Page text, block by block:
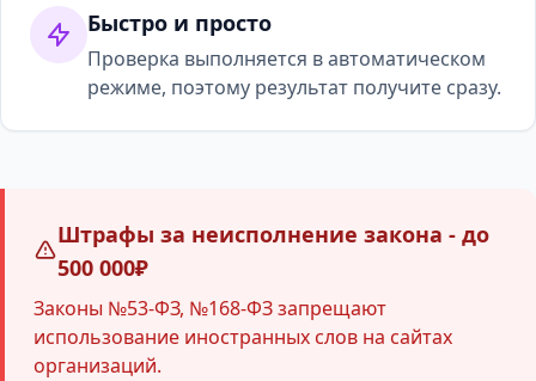
Быстро и просто
Проверка выполняется в автоматическом
режиме, поэтому результат получите сразу.
Штрафы за неисполнение закона - до
500 000₽
Законы №53-ФЗ, №168-ФЗ запрещают
использование иностранных слов на сайтах
организаций.